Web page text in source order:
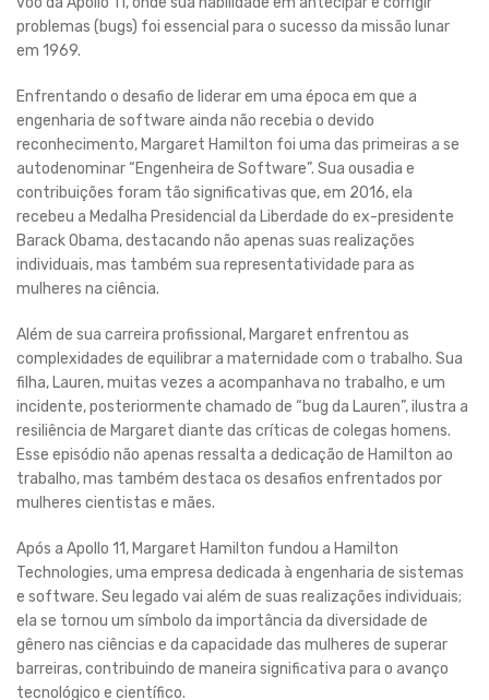
problemas (bugs) foi essencial para o sucesso da missão lunar
em 1969.
Enfrentando o desafio de liderar em uma época em que a
engenharia de software ainda não recebia o devido
reconhecimento, Margaret Hamilton foi uma das primeiras a se
autodenominar “Engenheira de Software”. Sua ousadia e
contribuições foram tão significativas que, em 2016, ela
recebeu a Medalha Presidencial da Liberdade do ex-presidente
Barack Obama, destacando não apenas suas realizações
individuais, mas também sua representatividade para as
mulheres na ciência.
Além de sua carreira profissional, Margaret enfrentou as
complexidades de equilibrar a maternidade com o trabalho. Sua
filha, Lauren, muitas vezes a acompanhava no trabalho, e um
incidente, posteriormente chamado de “bug da Lauren”, ilustra a
resiliência de Margaret diante das críticas de colegas homens.
Esse episódio não apenas ressalta a dedicação de Hamilton ao
trabalho, mas também destaca os desafios enfrentados por
mulheres cientistas e mães.
Após a Apollo 11, Margaret Hamilton fundou a Hamilton
Technologies, uma empresa dedicada à engenharia de sistemas
e software. Seu legado vai além de suas realizações individuais;
ela se tornou um símbolo da importância da diversidade de
gênero nas ciências e da capacidade das mulheres de superar
barreiras, contribuindo de maneira significativa para o avanço
tecnológico e científico.